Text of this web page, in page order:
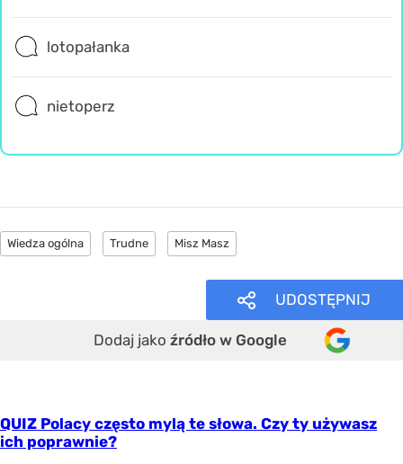
lotopałanka
nietoperz
Wiedza ogólna Trudne Misz Masz
UDOSTĘPNIJ
Dodaj jako źródło w Google
QUIZ Polacy często mylą te słowa. Czy ty używasz
ich poprawnie?